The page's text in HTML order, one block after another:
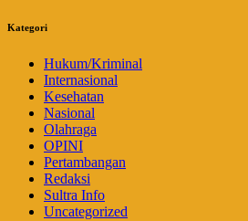
Kategori
Hukum/Kriminal
Internasional
Kesehatan
Nasional
Olahraga
OPINI
Pertambangan
Redaksi
Sultra Info
Uncategorized